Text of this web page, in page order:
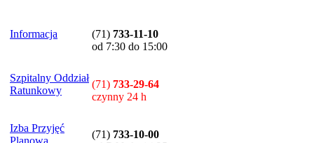
Informacja (71) 733-11-10
od 7:30 do 15:00
Szpitalny Oddział
Ratunkowy
(71) 733-29-64
czynny 24 h
Izba Przyjęć
Planowa
(71) 733-10-00